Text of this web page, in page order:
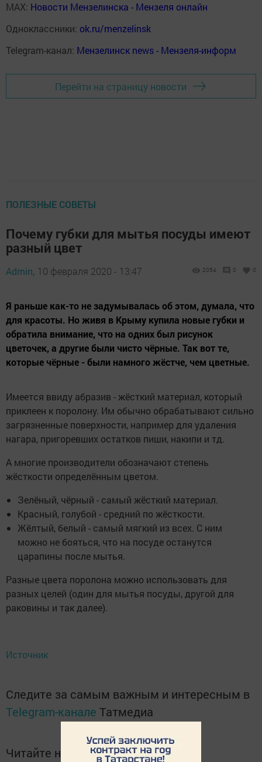
MAX: Новости Мензелинска - Мензеля онлайн
Одноклассники: ok.ru/menzelinsk
Telegram-канал: Мензелинск news - Мензеля-информ
Перейти на страницу новости
ПОЛЕЗНЫЕ СОВЕТЫ
Почему губки для мытья посуды имеют
разный цвет
Admin, 10 февраля 2020 - 13:47 2054 0 0
Я раньше как-то не задумывалась об этом, думала, что
для красоты. Но живя в Крыму купила новые губки и
обратила внимание, что на одних был рисунок
цветочек, а другие были чисто чёрные. Так вот те,
которые чёрные - были намного жёстче, чем цветные.
Имеется ввиду абразив - жёсткий материал, который
приклеен к поролону. Им обычно обрабатывают сильно
загрязненные поверхности, например для удаления
нагара, пригоревших остатков пиши, накипи и тд.
А многие производители обозначают степень
жёсткости определённым цветом.
Зелёный, чёрный - самый жёсткий материал.
Красный, голубой - средний по жёсткости.
Жёлтый, белый - самый мягкий из всех. С ним
можно не бояться, что на посуде останутся
царапины после мытья.
Разные цвета поролона можно использовать для
разных целей (один для мытья посуды, другой для
раковины и так далее).
Источник
Следите за самым важным и интересным в
Telegram-канале Татмедиа
Читайте новости Татарстана в